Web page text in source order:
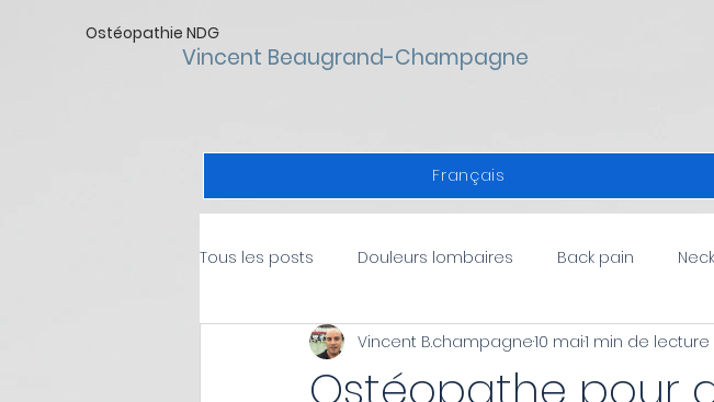
Ostéopathie NDG
Vincent Beaugrand-Champagne
Français
Tous les posts Douleurs lombaires Back pain
douleurs à l'épaule Douleurs à l'épaule Fr
Vincent B.champagne10 mai1 min de lecture